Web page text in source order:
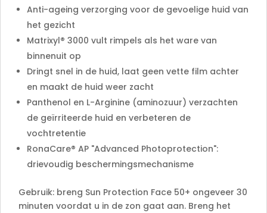
Anti-ageing verzorging voor de gevoelige huid van
het gezicht
Matrixyl® 3000 vult rimpels als het ware van
binnenuit op
Dringt snel in de huid, laat geen vette film achter
en maakt de huid weer zacht
Panthenol en L-Arginine (aminozuur) verzachten
de geïrriteerde huid en verbeteren de
vochtretentie
RonaCare® AP "Advanced Photoprotection":
drievoudig beschermingsmechanisme
Gebruik: breng Sun Protection Face 50+ ongeveer 30
minuten voordat u in de zon gaat aan. Breng het